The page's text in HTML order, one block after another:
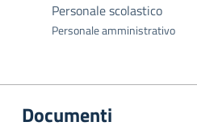
Personale scolastico
Personale amministrativo
Documenti